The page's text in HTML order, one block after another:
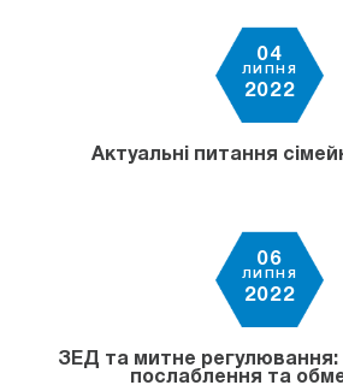
04
ЛИПНЯ
2022
Актуальні питання
06
ЛИПНЯ
2022
ЗЕД та митне регулювання:
послаблення та